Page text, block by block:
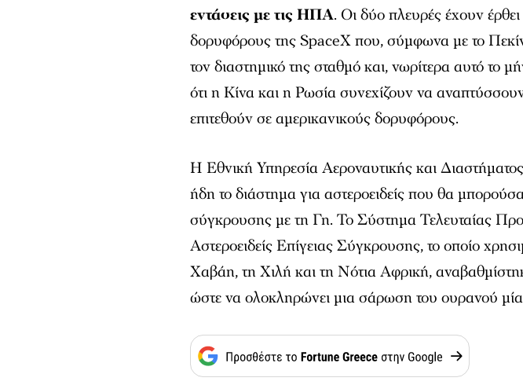
εντάσεις με τις ΗΠΑ. Οι δύο πλευρές έχουν
δορυφόρους της SpaceX που, σύμφωνα με το
τον διαστημικό της σταθμό και, νωρίτερα αυτό το
ότι η Κίνα και η Ρωσία συνεχίζουν να
επιτεθούν σε αμερικανικούς δορυφόρους.
Η Εθνική Υπηρεσία Αεροναυτικής και
ήδη το διάστημα για αστεροειδείς που θα
σύγκρουσης με τη Γη. Το Σύστημα Τελευταίας
Αστεροειδείς Επίγειας Σύγκρουσης, το οποίο
Χαβάη, τη Χιλή και τη Νότια Αφρική,
ώστε να ολοκληρώνει μια σάρωση του ουρανού